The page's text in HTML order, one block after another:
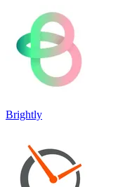
Brightly